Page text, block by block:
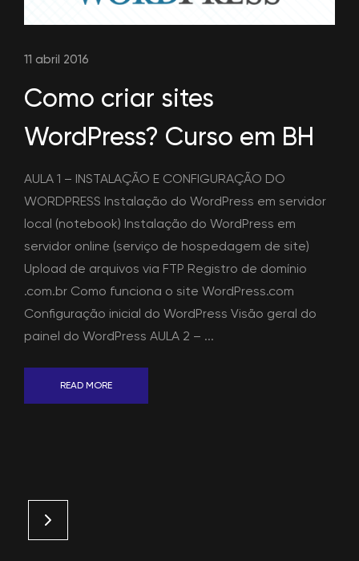
11 abril 2016
Como criar sites
WordPress? Curso em BH
AULA 1 – INSTALAÇÃO E CONFIGURAÇÃO DO
WORDPRESS Instalação do WordPress em servidor
local (notebook) Instalação do WordPress em
servidor online (serviço de hospedagem de site)
Upload de arquivos via FTP Registro de domínio
.com.br Como funciona o site WordPress.com
Configuração inicial do WordPress Visão geral do
painel do WordPress AULA 2 – ...
READ MORE